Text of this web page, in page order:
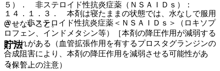
１４．１．３． 本剤は寝たままの状態では、水なしで服用
させないこと。
貯法
（保管上の注意）
５）． 非ステロイド性抗炎症薬（ＮＳＡＩＤｓ）：
@． 非ステロイド性抗炎症薬＜ＮＳＡＩＤｓ＞（ロキソプ
ロフェン、インドメタシン等）［本剤の降圧作用が減弱する
おそれがある（血管拡張作用を有するプロスタグランジンの
合成阻害により、本剤の降圧作用を減弱させる可能性があ
る）］。